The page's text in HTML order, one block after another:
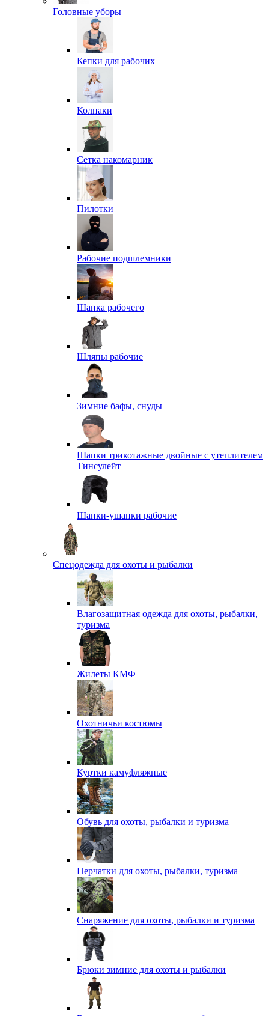
Головные уборы
Кепки для рабочих
Колпаки
Сетка накомарник
Пилотки
Рабочие подшлемники
Шапка рабочего
Шляпы рабочие
Зимние бафы, снуды
Шапки трикотажные двойные с утеплителем
Тинсулейт
Шапки-ушанки рабочие
Спецодежда для охоты и рыбалки
Влагозащитная одежда для охоты, рыбалки,
туризма
Жилеты КМФ
Охотничьи костюмы
Куртки камуфляжные
Обувь для охоты, рыбалки и туризма
Перчатки для охоты, рыбалки, туризма
Снаряжение для охоты, рыбалки и туризма
Брюки зимние для охоты и рыбалки